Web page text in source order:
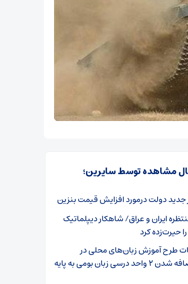
مشاهده توسط سایرین؛
دولت درمورد افزایش قیمت بنزین
ایران و عراق/ شاهکار دیپلماتیک
حیرت‌زده کرد
طرح آموزش زبان‌های محلی در
مدارس/ اضافه شدن ۲ واحد درسی زبان بومی به پایه